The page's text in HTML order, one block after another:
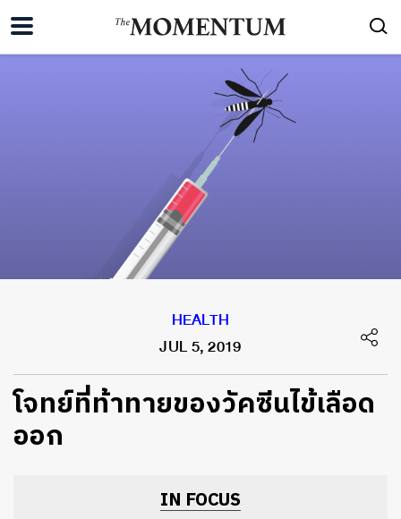
HEALTH
JUL 5, 2019
โจทย์ที่ท้าทายของวัคซีนไข้เลือด
ออก
IN FOCUS